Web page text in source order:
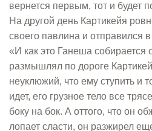
вернется первым, тот и будет
На другой день Картикейя
своего павлина и отправился в
«И как это Ганеша собирается
размышлял по дороге
неуклюжий, что ему ступить и
идет, его грузное тело все
боку на бок. А оттого, что он
лопает сласти, он разжирел